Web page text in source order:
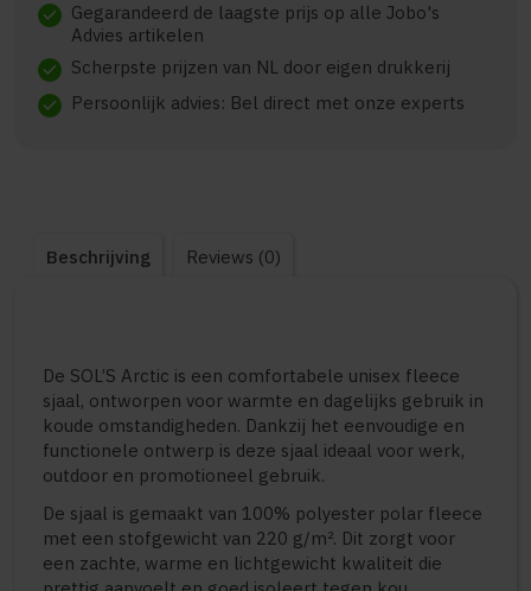
check Gegarandeerd de laagste prijs op alle Jobo's
Advies artikelen
check Scherpste prijzen van NL door eigen drukkerij
check Persoonlijk advies: Bel direct met onze experts
Beschrijving Reviews (0)
De SOL’S Arctic is een comfortabele unisex fleece
sjaal, ontworpen voor warmte en dagelijks gebruik in
koude omstandigheden. Dankzij het eenvoudige en
functionele ontwerp is deze sjaal ideaal voor werk,
outdoor en promotioneel gebruik.
De sjaal is gemaakt van 100% polyester polar fleece
met een stofgewicht van 220 g/m². Dit zorgt voor
een zachte, warme en lichtgewicht kwaliteit die